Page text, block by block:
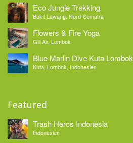
Eco Jungle Trekking
Bukit Lawang, Nord-Sumatra
Flowers & Fire Yoga
Gili Air, Lombok
Blue Marlin Dive Kuta Lombok
Kuta, Lombok, Indonesien
Featured
Trash Heros Indonesia
Indonesien